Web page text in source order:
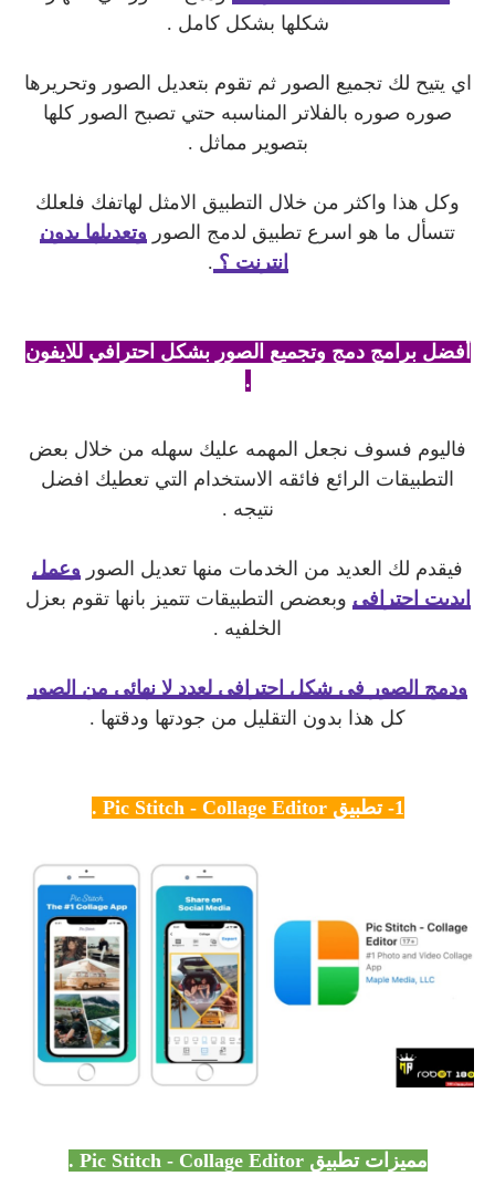
شكلها بشكل كامل .
اي يتيح لك تجميع الصور ثم تقوم بتعديل الصور وتحريرها
صوره صوره بالفلاتر المناسبه حتي تصبح الصور كلها
بتصوير مماثل .
وكل هذا واكثر من خلال التطبيق الامثل لهاتفك فلعلك
تتسأل ما هو اسرع تطبيق لدمج الصور وتعديلها بدون
انترنت ؟ .
أفضل برامج دمج وتجميع الصور بشكل احترافي للايفون
.
فاليوم فسوف نجعل المهمه عليك سهله من خلال بعض
التطبيقات الرائع فائقه الاستخدام التي تعطيك افضل
نتيجه .
فيقدم لك العديد من الخدمات منها تعديل الصور وعمل
ايديت احترافي وبعضص التطبيقات تتميز بانها تقوم بعزل
الخلفيه .
ودمج الصور في شكل احترافي لعدد لا نهائي من الصور
كل هذا بدون التقليل من جودتها ودقتها .
1- تطبيق Pic Stitch - Collage Editor .
مميزاتتطبيق Pic Stitch - Collage Editor .